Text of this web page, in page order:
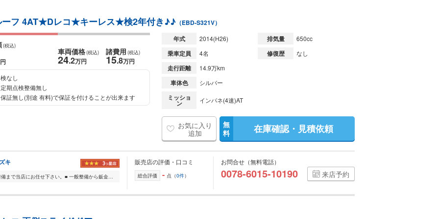
ーフ 4AT★Dレコ★キーレス★検2年付き♪♪ （EBD-S321V）
(税込)
車両価格(税込)
24.2万円
諸費用 (税込)
15.8万円
検なし
定期点検整備無し
保証無し(別途 有料)で保証を付けることが出来ます
年式 2014(H26) 排気量 650cc
乗車定員 4名 修復歴 なし
走行距離 14.9万km
車体色 シルバー
ミッショ
ン インパネ(4速)AT
お気に入り
追加
無
料
在庫確認・見積依頼
キ
■輸入車・国産車・二輪車の販売から整備まで当店にお任せ下さい。■ 一般整備から鈑金塗装、ベース車両を探して、そのまま自分好みにカスタムも喜んで承ります。 全社試...
販売店の評価・口コミ
総合評価 - 点（0件）
お問合せ（無料電話）
0078-6015-10190 来店予約